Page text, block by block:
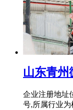
山东青州
企业注册地址
号,所属行业